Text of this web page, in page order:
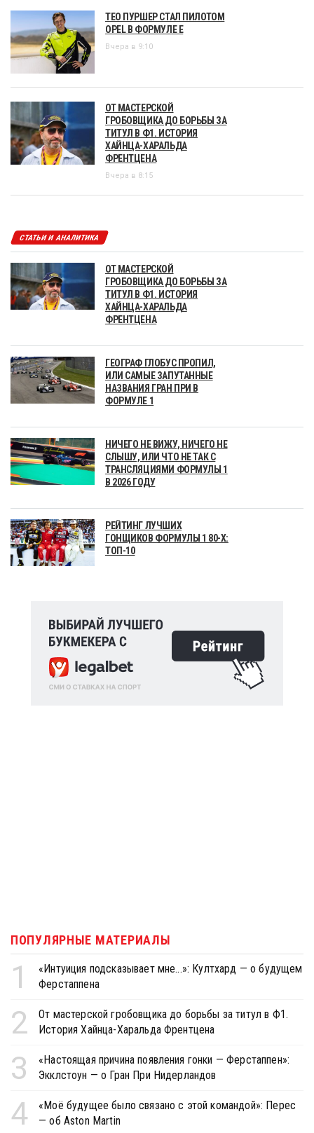
ТЕО ПУРШЕР СТАЛ ПИЛОТОМ
OPEL В ФОРМУЛЕ Е
Вчера в 9:10
ОТ МАСТЕРСКОЙ
ГРОБОВЩИКА ДО БОРЬБЫ ЗА
ТИТУЛ В Ф1. ИСТОРИЯ
ХАЙНЦА-ХАРАЛЬДА
ФРЕНТЦЕНА
Вчера в 8:15
СТАТЬИ И АНАЛИТИКА
ОТ МАСТЕРСКОЙ
ГРОБОВЩИКА ДО БОРЬБЫ ЗА
ТИТУЛ В Ф1. ИСТОРИЯ
ХАЙНЦА-ХАРАЛЬДА
ФРЕНТЦЕНА
ГЕОГРАФ ГЛОБУС ПРОПИЛ,
ИЛИ САМЫЕ ЗАПУТАННЫЕ
НАЗВАНИЯ ГРАН ПРИ В
ФОРМУЛЕ 1
НИЧЕГО НЕ ВИЖУ, НИЧЕГО НЕ
СЛЫШУ, ИЛИ ЧТО НЕ ТАК С
ТРАНСЛЯЦИЯМИ ФОРМУЛЫ 1
В 2026 ГОДУ
РЕЙТИНГ ЛУЧШИХ
ГОНЩИКОВ ФОРМУЛЫ 1 80-Х:
ТОП-10
ПОПУЛЯРНЫЕ МАТЕРИАЛЫ
1
«Интуиция подсказывает мне...»: Култхард — о будущем
Ферстаппена
2
От мастерской гробовщика до борьбы за титул в Ф1.
История Хайнца-Харальда Френтцена
3
«Настоящая причина появления гонки — Ферстаппен»:
Экклстоун — о Гран При Нидерландов
4
«Моё будущее было связано с этой командой»: Перес
— об Aston Martin